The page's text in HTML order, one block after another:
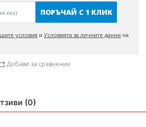
ПОРЪЧАЙ С 1 КЛИК
условия и Условията за личните данни на
Добави за сравнение
(0)